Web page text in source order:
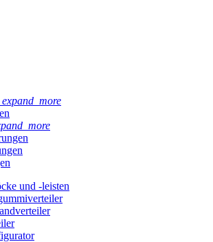
expand_more
und -leisten